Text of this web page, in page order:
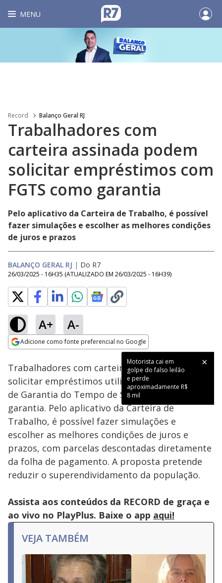
MENU
Record Balanço Geral RJ
Trabalhadores com
carteira assinada podem
solicitar empréstimos com
FGTS como garantia
Pelo aplicativo da Carteira de Trabalho, é possível
fazer simulações e escolher as melhores condições
de juros e prazos
BALANÇO GERAL RJ | Do R7
26/03/2025 - 16H35 (ATUALIZADO EM 26/03/2025 - 16H39)
A+ A-
Adicione como fonte preferencial no Google
Motorista cai em
golpe do falso leilão
e perde
aproximadamente R$
8 mil
Ativar
Loaded:
48.03%
Trabalhadores com carteira assinada podem
solicitar empréstimos utilizando o FGTS (Fundo
de Garantia do Tempo de Serviço) como
garantia. Pelo aplicativo da Carteira de
Trabalho, é possível fazer simulações e
escolher as melhores condições de juros e
prazos, com parcelas descontadas diretamente
da folha de pagamento. A proposta pretende
reduzir o superendividamento da população.
Assista aos conteúdos da RECORD de graça e
ao vivo no PlayPlus. Baixe o app aqui!
VEJA TAMBÉM